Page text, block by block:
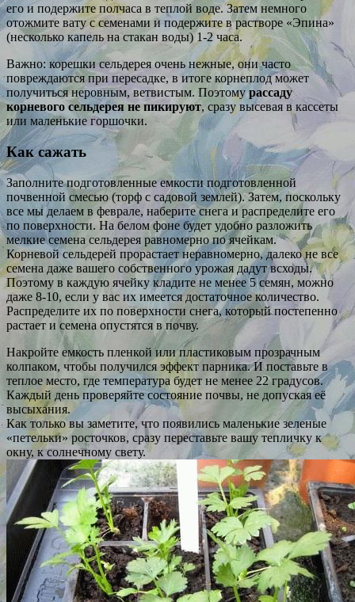
его и подержите полчаса в теплой воде. Затем немного
отожмите вату с семенами и подержите в растворе «Эпина»
(несколько капель на стакан воды) 1-2 часа.
Важно: корешки сельдерея очень нежные, они часто
повреждаются при пересадке, в итоге корнеплод может
получиться неровным, ветвистым. Поэтомурассаду
корневого сельдерея не пикируют, сразу высевая в кассеты
или маленькие горшочки.
Как сажать
Заполните подготовленные емкости подготовленной
почвенной смесью (торф с садовой землей). Затем, поскольку
все мы делаем в феврале, наберите снега и распределите его
по поверхности. На белом фоне будет удобно разложить
мелкие семена сельдерея равномерно по ячейкам.
Корневой сельдерей прорастает неравномерно, далеко не все
семена даже вашего собственного урожая дадут всходы.
Поэтому в каждую ячейку кладите не менее 5 семян, можно
даже 8-10, если у вас их имеется достаточное количество.
Распределите их по поверхности снега, который постепенно
растает и семена опустятся в почву.
Накройте емкость пленкой или пластиковым прозрачным
колпаком, чтобы получился эффект парника. И поставьте в
теплое место, где температура будет не менее 22 градусов.
Каждый день проверяйте состояние почвы, не допуская её
высыхания.
Как только вы заметите, что появились маленькие зеленые
«петельки» росточков, сразу переставьте вашу тепличку к
окну, к солнечному свету.